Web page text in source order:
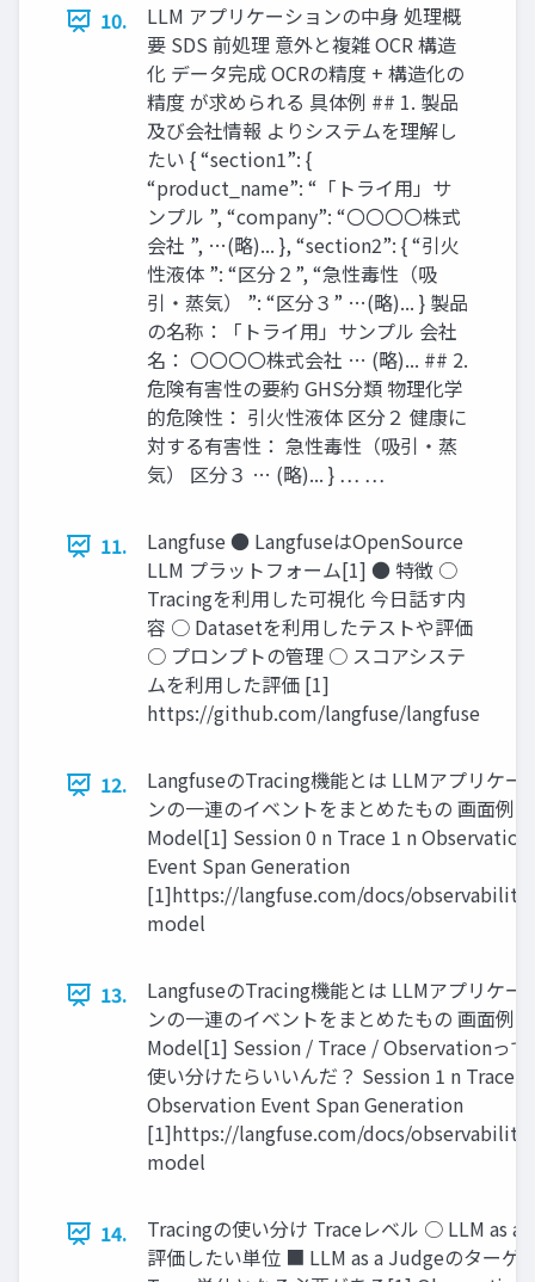
10.
LLM アプリケーションの中身 処理概
要 SDS 前処理 意外と複雑 OCR 構造
化 データ完成 OCRの精度 + 構造化の
精度 が求められる 具体例 ## 1. 製品
及び会社情報 よりシステムを理解し
たい { “section1”: {
“product_name”: “「トライ用」サ
ンプル ”, “company”: “〇〇〇〇株式
会社 ”, …(略)... }, “section2”: { “引火
性液体 ”: “区分２”, “急性毒性（吸
引・蒸気） ”: “区分３” …(略)... } 製品
の名称：「トライ用」サンプル 会社
名： 〇〇〇〇株式会社 … (略)... ## 2.
危険有害性の要約 GHS分類 物理化学
的危険性： 引火性液体 区分２ 健康に
対する有害性： 急性毒性（吸引・蒸
気） 区分３ … (略)... } … …
11.
Langfuse ● LangfuseはOpenSource
LLM プラットフォーム[1] ● 特徴 ○
Tracingを利用した可視化 今日話す内
容 ○ Datasetを利用したテストや評価
○ プロンプトの管理 ○ スコアシステ
ムを利用した評価 [1]
https://github.com/langfuse/langfuse
12.
LangfuseのTracing機能とは LLMアプリケー
ンの一連のイベントをまとめたもの 画面例
Model[1] Session 0 n Trace 1 n Observation
Event Span Generation
[1]https://langfuse.com/docs/
model
13.
LangfuseのTracing機能とは LLMアプリケー
ンの一連のイベントをまとめたもの 画面例
Model[1] Session / Trace / Observationって
使い分けたらいいんだ？ Session 1 n Trace 1
Observation Event Span Generation
[1]https://langfuse.com/docs/
model
14.
Tracingの使い分け Traceレベル ○ LLM as a
評価したい単位 ■ LLM as a Judgeのターゲ